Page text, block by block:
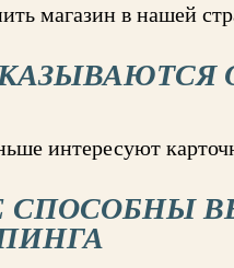
магазин в нашей
интересуют